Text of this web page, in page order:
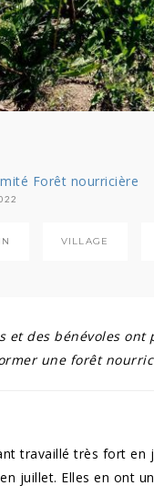
Forêt nourricière
VILLAGE
et des bénévoles
une forêt
travaillé très fort
juillet. Elles en ont